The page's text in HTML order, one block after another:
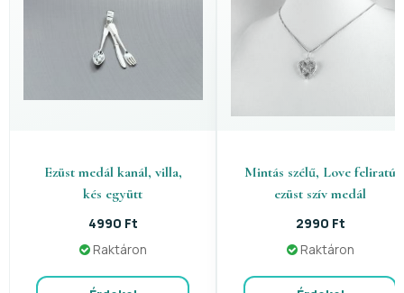
Ezüst medál kanál, villa,
kés együtt
4990 Ft
Raktáron
Mintás szélű, Love feliratú
ezüst szív medál
2990 Ft
Raktáron